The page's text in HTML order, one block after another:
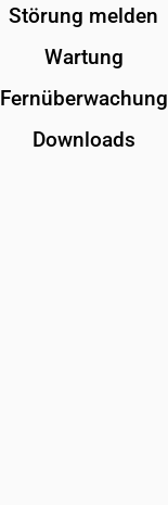
Störung melden
Wartung
Fernüberwachung
Downloads